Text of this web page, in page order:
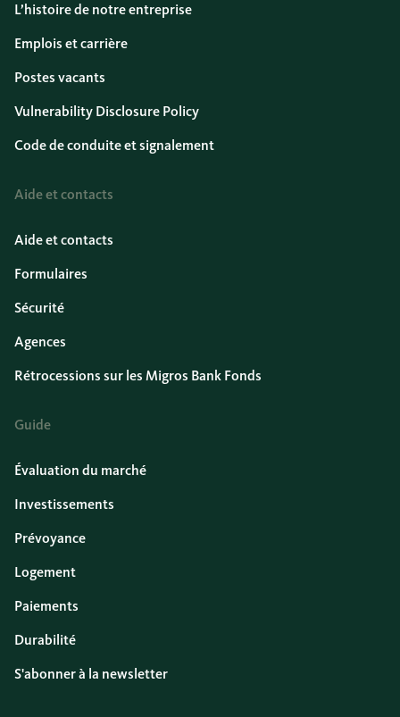
L’histoire de notre entreprise
Emplois et carrière
Postes vacants
Vulnerability Disclosure Policy
Code de conduite et signalement
Aide et contacts
Aide et contacts
Formulaires
Sécurité
Agences
Rétrocessions sur les Migros Bank Fonds
Guide
Évaluation du marché
Investissements
Prévoyance
Logement
Paiements
Durabilité
S'abonner à la newsletter